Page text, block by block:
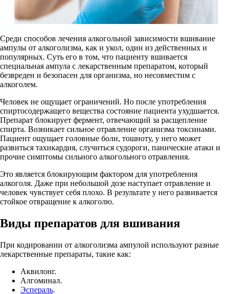
Среди способов лечения алкогольной зависимости вшивание
ампулы от алкоголизма, как и укол, один из действенных и
популярных. Суть его в том, что пациенту вшивается
специальная ампула с лекарственным препаратом, который
безвреден и безопасен для организма, но несовместим с
алкоголем.
Человек не ощущает ограничений. Но после употребления
спиртосодержащего вещества состояние пациента ухудшается.
Препарат блокирует фермент, отвечающий за расщепление
спирта. Возникает сильное отравление организма токсинами.
Пациент ощущает головные боли, тошноту, у него может
развиться тахикардия, случиться судороги, панические атаки и
прочие симптомы сильного алкогольного отравления.
Это является блокирующим фактором для употребления
алкоголя. Даже при небольшой дозе наступает отравление и
человек чувствует себя плохо. В результате у него развивается
стойкое отвращение к алкоголю.
Виды препаратов для вшивания
При кодировании от алкоголизма ампулой используют разные
лекарственные препараты, такие как:
Аквилонг.
Алгоминал.
Эспераль.